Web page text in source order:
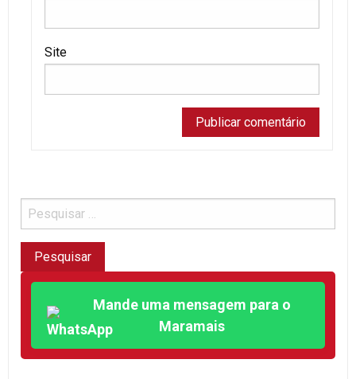
Site
Mande uma mensagem para o
Maramais